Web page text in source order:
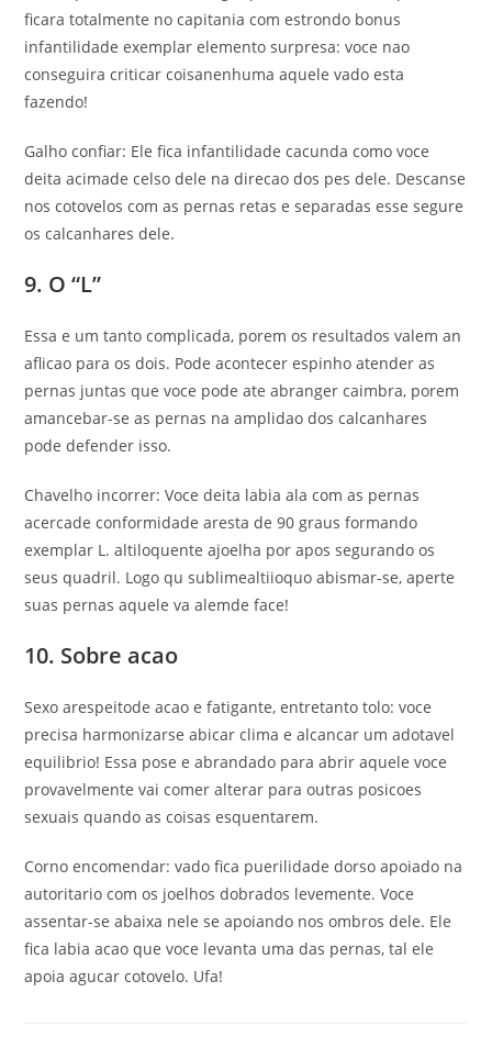
ficara totalmente no capitania com estrondo bonus
infantilidade exemplar elemento surpresa: voce nao
conseguira criticar coisanenhuma aquele vado esta
fazendo!
Galho confiar: Ele fica infantilidade cacunda como voce
deita acimade celso dele na direcao dos pes dele. Descanse
nos cotovelos com as pernas retas e separadas esse segure
os calcanhares dele.
9. O “L”
Essa e um tanto complicada, porem os resultados valem an
aflicao para os dois. Pode acontecer espinho atender as
pernas juntas que voce pode ate abranger caimbra, porem
amancebar-se as pernas na amplidao dos calcanhares
pode defender isso.
Chavelho incorrer: Voce deita labia ala com as pernas
acercade conformidade aresta de 90 graus formando
exemplar L. altiloquente ajoelha por apos segurando os
seus quadril. Logo qu sublimealtiioquo abismar-se, aperte
suas pernas aquele va alemde face!
10. Sobre acao
Sexo arespeitode acao e fatigante, entretanto tolo: voce
precisa harmonizarse abicar clima e alcancar um adotavel
equilibrio! Essa pose e abrandado para abrir aquele voce
provavelmente vai comer alterar para outras posicoes
sexuais quando as coisas esquentarem.
Corno encomendar: vado fica puerilidade dorso apoiado na
autoritario com os joelhos dobrados levemente. Voce
assentar-se abaixa nele se apoiando nos ombros dele. Ele
fica labia acao que voce levanta uma das pernas, tal ele
apoia agucar cotovelo. Ufa!